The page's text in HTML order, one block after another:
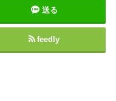
送る
feedly